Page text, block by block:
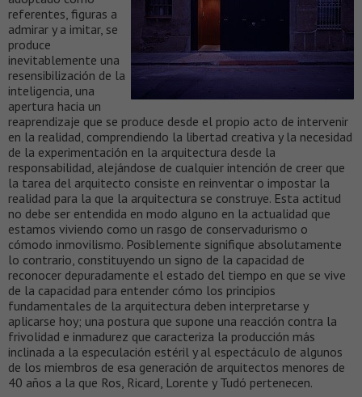
referentes, figuras a
admirar y a imitar, se
produce
inevitablemente una
resensibilización de la
inteligencia, una
apertura hacia un
reaprendizaje que se produce desde el propio acto de intervenir
en la realidad, comprendiendo la libertad creativa y la necesidad
de la experimentación en la arquitectura desde la
responsabilidad, alejándose de cualquier intención de creer que
la tarea del arquitecto consiste en reinventar o impostar la
realidad para la que la arquitectura se construye. Esta actitud
no debe ser entendida en modo alguno en la actualidad que
estamos viviendo como un rasgo de conservadurismo o
cómodo inmovilismo. Posiblemente signifique absolutamente
lo contrario, constituyendo un signo de la capacidad de
reconocer depuradamente el estado del tiempo en que se vive
de la capacidad para entender cómo los principios
fundamentales de la arquitectura deben interpretarse y
aplicarse hoy; una postura que supone una reacción contra la
frivolidad e inmadurez que caracteriza la producción más
inclinada a la especulación estéril y al espectáculo de algunos
de los miembros de esa generación de arquitectos menores de
40 años a la que Ros, Ricard, Lorente y Tudó pertenecen.